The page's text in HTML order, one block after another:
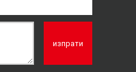
изпрати